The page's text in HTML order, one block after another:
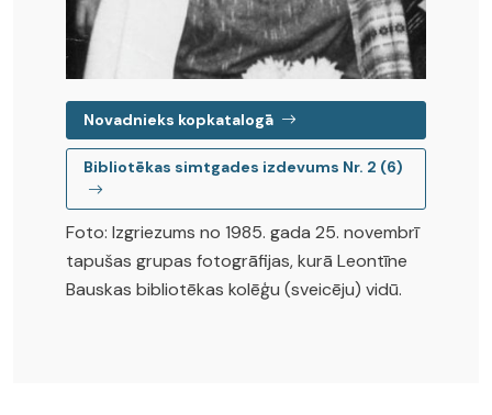
Novadnieks kopkatalogā
Bibliotēkas simtgades izdevums Nr. 2 (6)
Foto: Izgriezums no 1985. gada 25. novembrī
tapušas grupas fotogrāfijas, kurā Leontīne
Bauskas bibliotēkas kolēģu (sveicēju) vidū.